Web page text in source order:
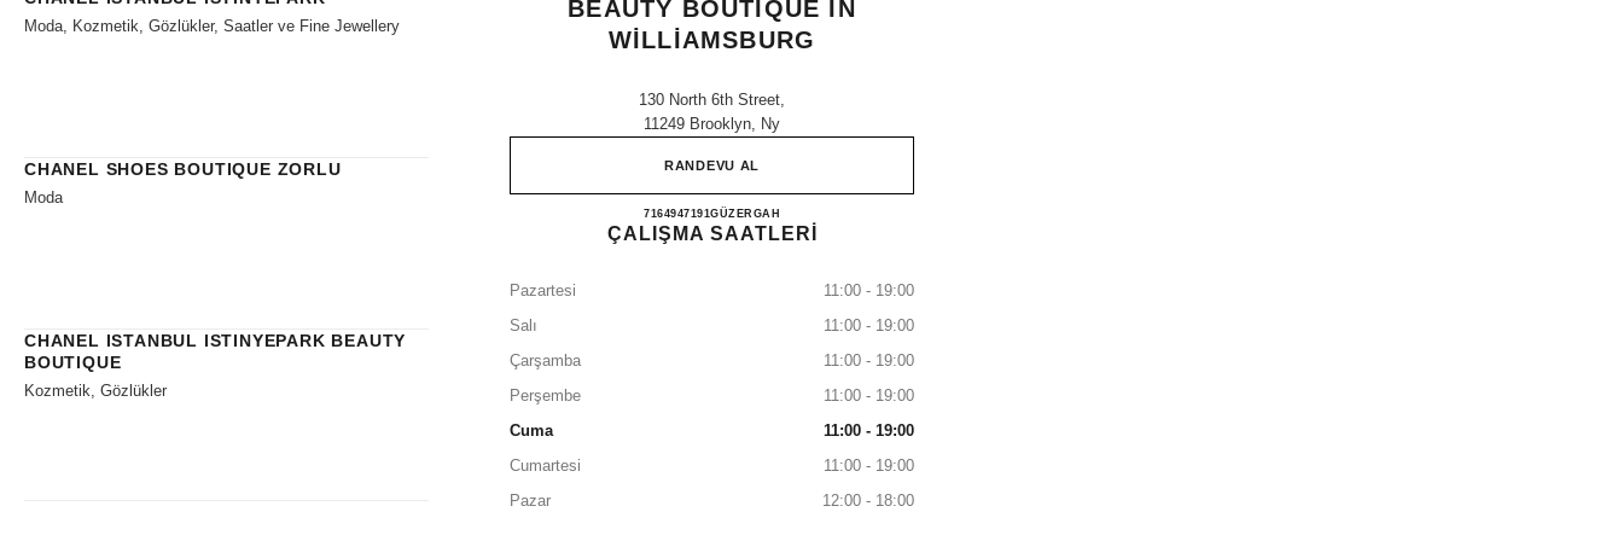
Moda, Kozmetik, Gözlükler, Saatler ve Fine Jewellery
CHANEL SHOES BOUTIQUE ZORLU
Moda
CHANEL ISTANBUL ISTINYEPARK BEAUTY
BOUTIQUE
Kozmetik, Gözlükler
BEAUTY BOUTIQUE IN
WILLIAMSBURG
130 North 6th Street,
11249 Brooklyn, Ny
RANDEVU AL
ARAYIN
7164947191GÜZERGAHCHANEL Fragrance and Beauty boutique in Williamsburg
ÇALIŞMA SAATLERİ
Pazartesi
11:00 - 19:00
Salı
11:00 - 19:00
Çarşamba
11:00 - 19:00
Perşembe
11:00 - 19:00
Cuma
11:00 - 19:00
Cumartesi
11:00 - 19:00
Pazar
12:00 - 18:00